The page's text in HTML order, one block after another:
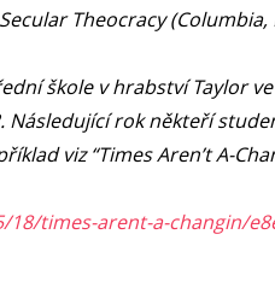
Theocracy
škole v hrabství Taylor
rok někteří
viz “Times Aren’t A-
times-arent-a-changin/